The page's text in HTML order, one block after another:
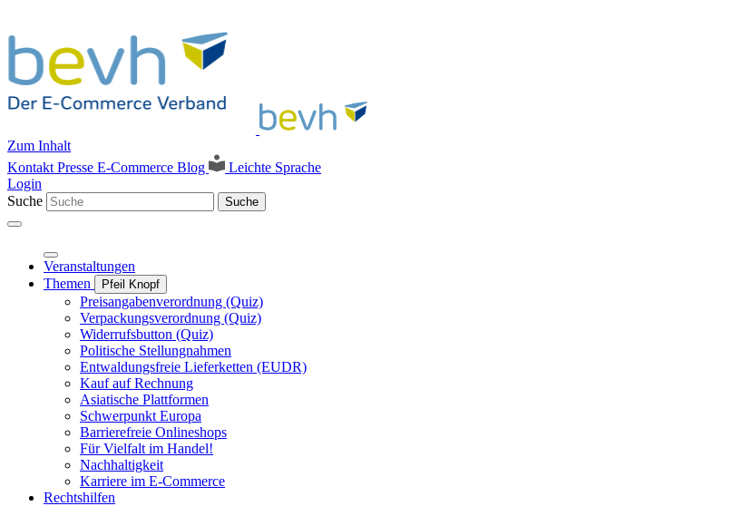
Zum Inhalt
Kontakt Presse E-Commerce Blog
Leichte Sprache
Login
Suche
Suche
Veranstaltungen
Themen
Pfeil Knopf
Preisangabenverordnung (Quiz)
Verpackungsverordnung (Quiz)
Widerrufsbutton (Quiz)
Politische Stellungnahmen
Entwaldungsfreie Lieferketten (EUDR)
Kauf auf Rechnung
Asiatische Plattformen
Schwerpunkt Europa
Barrierefreie Onlineshops
Für Vielfalt im Handel!
Nachhaltigkeit
Karriere im E-Commerce
Rechtshilfen